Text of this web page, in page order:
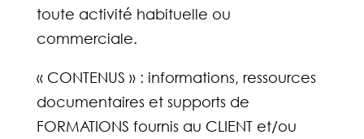
toute activité habituelle ou
commerciale.
« CONTENUS » : informations, ressources
documentaires et supports de
FORMATIONS fournis au CLIENT et/ou